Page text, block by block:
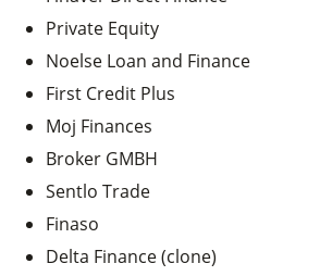
Private Equity
Noelse Loan and Finance
First Credit Plus
Moj Finances
Broker GMBH
Sentlo Trade
Finaso
Delta Finance (clone)